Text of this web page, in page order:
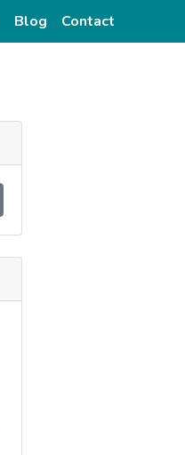
(current)
Blog (current)
Contact